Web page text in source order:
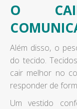
O
Além disso, o
do tecido.
cair melhor no
responder de
Um vestido